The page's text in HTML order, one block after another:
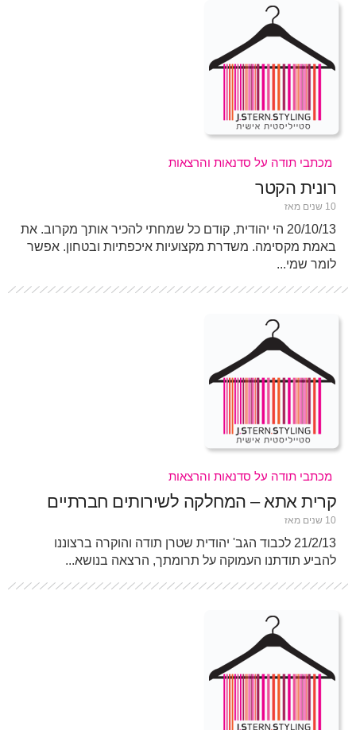
מכתבי תודה על סדנאות והרצאות
רונית הקטר
10 שנים מאז
20/10/13 הי יהודית, קודם כל שמחתי להכיר אותך מקרוב. את
באמת מקסימה. משדרת מקצועיות איכפתיות ובטחון. אפשר
לומר שמי...
מכתבי תודה על סדנאות והרצאות
קרית אתא – המחלקה לשירותים חברתיים
10 שנים מאז
21/2/13 לכבוד הגב' יהודית שטרן תודה והוקרה ברצוננו
להביע תודתנו העמוקה על תרומתך, הרצאה בנושא...